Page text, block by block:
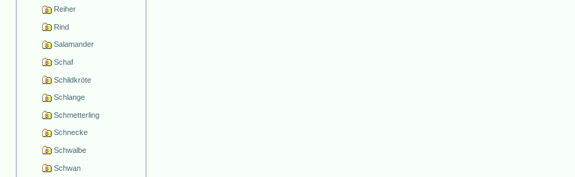
Reiher
Rind
Salamander
Schaf
Schildkröte
Schlange
Schmetterling
Schnecke
Schwalbe
Schwan